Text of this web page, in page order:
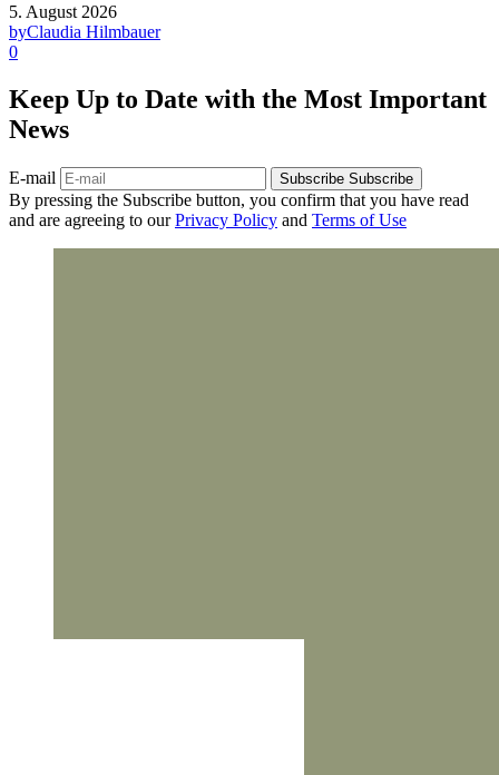
5. August 2026
byClaudia Hilmbauer
0
Keep Up to Date with the Most Important
News
E-mail Subscribe Subscribe
By pressing the Subscribe button, you confirm that you have read
and are agreeing to ourPrivacy Policy and Terms of Use